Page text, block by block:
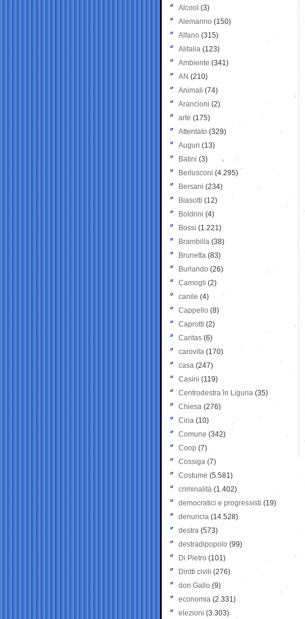
Alcool (3)
Alemanno (150)
Alfano (315)
Alitalia (123)
Ambiente (341)
AN (210)
Animali (74)
Arancioni (2)
arte (175)
Attentato (329)
Auguri (13)
Batini (3)
Berlusconi (4.295)
Bersani (234)
Biasotti (12)
Boldrini (4)
Bossi (1.221)
Brambilla (38)
Brunetta (83)
Burlando (26)
Camogli (2)
canile (4)
Cappello (8)
Caprotti (2)
Caritas (6)
carovita (170)
casa (247)
Casini (119)
Centrodestra in Liguria (35)
Chiesa (276)
Cina (10)
Comune (342)
Coop (7)
Cossiga (7)
Costume (5.581)
criminalità (1.402)
democratici e progressisti (19)
denuncia (14.528)
destra (573)
destradipopolo (99)
Di Pietro (101)
Diritti civili (276)
don Gallo (9)
economia (2.331)
elezioni (3.303)